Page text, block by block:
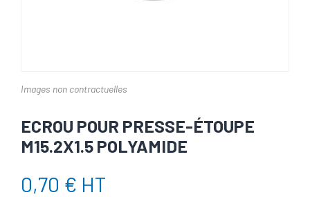
Images non contractuelles
ECROU POUR PRESSE-ÉTOUPE
M15.2X1.5 POLYAMIDE
0,70 € HT